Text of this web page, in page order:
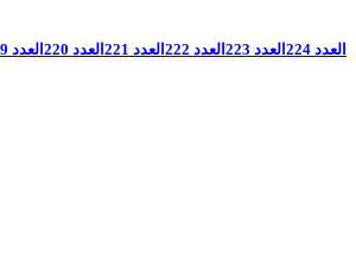
العدد 224 العدد 223 العدد 222 العدد 221 العدد 220 العدد 219